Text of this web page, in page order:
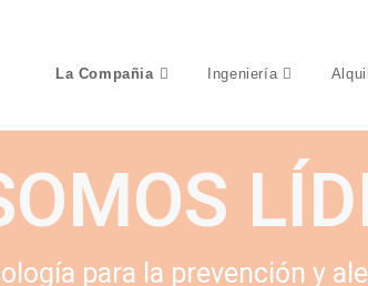
La Compañia  Ingeniería 
para la prevención y